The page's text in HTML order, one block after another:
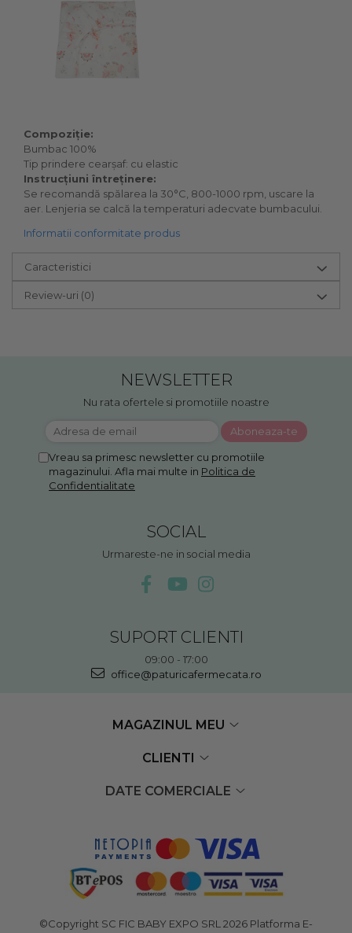
Compoziție:
Bumbac 100%
Tip prindere cearșaf: cu elastic
Instrucțiuni întreținere:
Se recomandă spălarea la 30°C, 800-1000 rpm, uscare la
aer. Lenjeria se calcă la temperaturi adecvate bumbacului.
Informatii conformitate produs
Caracteristici
Review-uri (0)
NEWSLETTER
Nu rata ofertele si promotiile noastre
Vreau sa primesc newsletter cu promotiile
magazinului. Afla mai multe in Politica de
Confidentialitate
SOCIAL
Urmareste-ne in social media
SUPORT CLIENTI
09:00 - 17:00
office@paturicafermecata.ro
MAGAZINUL MEU
CLIENTI
DATE COMERCIALE
©Copyright SC FIC BABY EXPO SRL 2026 Platforma E-